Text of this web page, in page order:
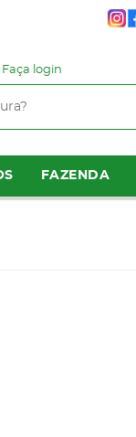
Faça login
FAZENDA